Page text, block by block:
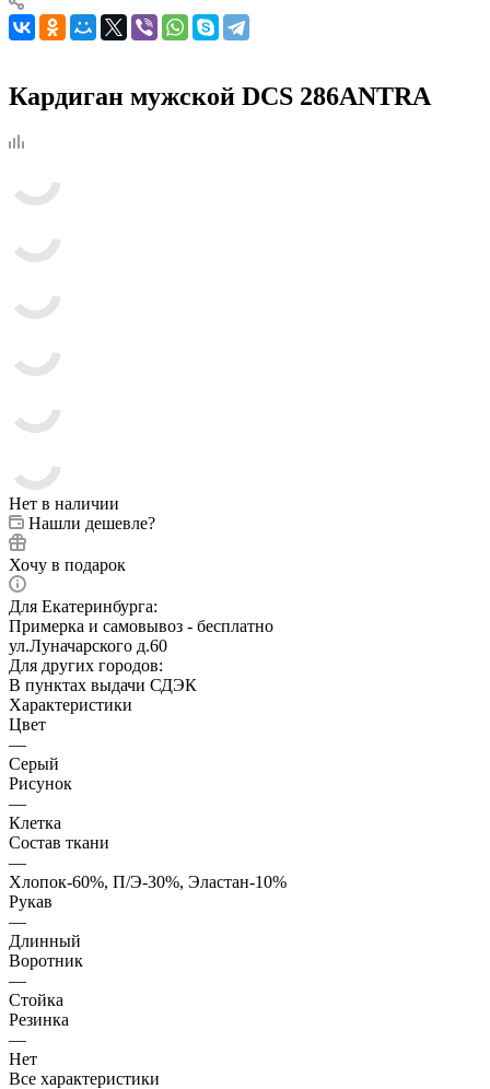
Кардиган мужской DCS 286ANTRA
Нет в наличии
Нашли дешевле?
Хочу в подарок
Для Екатеринбурга:
Примерка и самовывоз - бесплатно
ул.Луначарского д.60
Для других городов:
В пунктах выдачи СДЭК
Характеристики
Цвет
—
Серый
Рисунок
—
Клетка
Состав ткани
—
Хлопок-60%, П/Э-30%, Эластан-10%
Рукав
—
Длинный
Воротник
—
Стойка
Резинка
—
Нет
Все характеристики